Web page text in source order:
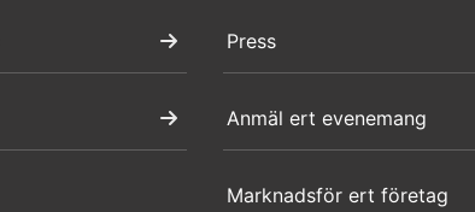
Press
Anmäl ert evenemang
Marknadsför ert företag